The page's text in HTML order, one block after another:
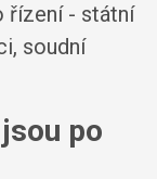
řízení - státní
soudní
po